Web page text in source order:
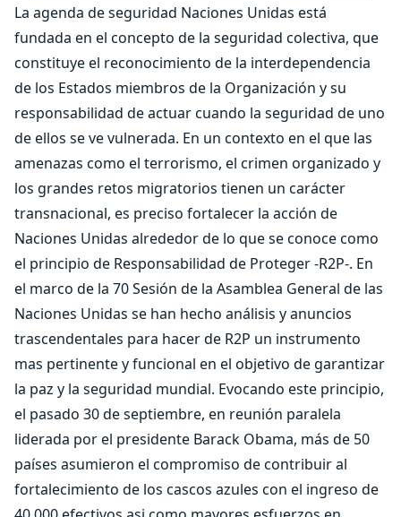
La agenda de seguridad Naciones Unidas está
fundada en el concepto de la seguridad colectiva, que
constituye el reconocimiento de la interdependencia
de los Estados miembros de la Organización y su
responsabilidad de actuar cuando la seguridad de uno
de ellos se ve vulnerada. En un contexto en el que las
amenazas como el terrorismo, el crimen organizado y
los grandes retos migratorios tienen un carácter
transnacional, es preciso fortalecer la acción de
Naciones Unidas alrededor de lo que se conoce como
el principio de Responsabilidad de Proteger -R2P-. En
el marco de la 70 Sesión de la Asamblea General de las
Naciones Unidas se han hecho análisis y anuncios
trascendentales para hacer de R2P un instrumento
mas pertinente y funcional en el objetivo de garantizar
la paz y la seguridad mundial. Evocando este principio,
el pasado 30 de septiembre, en reunión paralela
liderada por el presidente Barack Obama, más de 50
países asumieron el compromiso de contribuir al
fortalecimiento de los cascos azules con el ingreso de